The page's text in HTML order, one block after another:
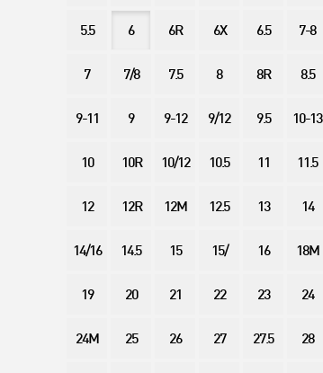
5.5 6 6R 6X 6.5 7-8
7 7/8 7.5 8 8R 8.5
9-11 9 9-12 9/12 9.5 10-13
10 10R 10/12 10.5 11 11.5
12 12R 12M 12.5 13 14
14/16 14.5 15 15/ 16 18M
19 20 21 22 23 24
24M 25 26 27 27.5 28